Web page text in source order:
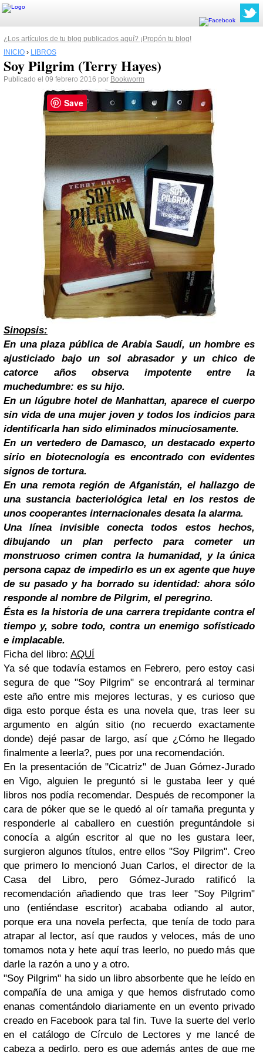
¿Los artículos de tu blog publicados aquí? ¡Propón tu blog!
INICIO › LIBROS
Soy Pilgrim (Terry Hayes)
Publicado el 09 febrero 2016 por Bookworm
Sinopsis:
En una plaza pública de Arabia Saudí, un hombre es
ajusticiado bajo un sol abrasador y un chico de
catorce años observa impotente entre la
muchedumbre: es su hijo.
En un lúgubre hotel de Manhattan, aparece el cuerpo
sin vida de una mujer joven y todos los indicios para
identificarla han sido eliminados minuciosamente.
En un vertedero de Damasco, un destacado experto
sirio en biotecnología es encontrado con evidentes
signos de tortura.
En una remota región de Afganistán, el hallazgo de
una sustancia bacteriológica letal en los restos de
unos cooperantes internacionales desata la alarma.
Una línea invisible conecta todos estos hechos,
dibujando un plan perfecto para cometer un
monstruoso crimen contra la humanidad, y la única
persona capaz de impedirlo es un ex agente que huye
de su pasado y ha borrado su identidad: ahora sólo
responde al nombre de Pilgrim, el peregrino.
Ésta es la historia de una carrera trepidante contra el
tiempo y, sobre todo, contra un enemigo sofisticado
e implacable.
Ficha del libro: AQUÍ
Ya sé que todavía estamos en Febrero, pero estoy casi
segura de que "Soy Pilgrim" se encontrará al terminar
este año entre mis mejores lecturas, y es curioso que
diga esto porque ésta es una novela que, tras leer su
argumento en algún sitio (no recuerdo exactamente
donde) dejé pasar de largo, así que ¿Cómo he llegado
finalmente a leerla?, pues por una recomendación.
En la presentación de "Cicatriz" de Juan Gómez-Jurado
en Vigo, alguien le preguntó si le gustaba leer y qué
libros nos podía recomendar. Después de recomponer la
cara de póker que se le quedó al oír tamaña pregunta y
responderle al caballero en cuestión preguntándole si
conocía a algún escritor al que no les gustara leer,
surgieron algunos títulos, entre ellos "Soy Pilgrim". Creo
que primero lo mencionó Juan Carlos, el director de la
Casa del Libro, pero Gómez-Jurado ratificó la
recomendación añadiendo que tras leer "Soy Pilgrim"
uno (entiéndase escritor) acababa odiando al autor,
porque era una novela perfecta, que tenía de todo para
atrapar al lector, así que raudos y veloces, más de uno
tomamos nota y hete aquí tras leerlo, no puedo más que
darle la razón a uno y a otro.
"Soy Pilgrim" ha sido un libro absorbente que he leído en
compañía de una amiga y que hemos disfrutado como
enanas comentándolo diariamente en un evento privado
creado en Facebook para tal fin. Tuve la suerte del verlo
en el catálogo de Círculo de Lectores y me lancé de
cabeza a pedirlo, pero es que además antes de que me
Save